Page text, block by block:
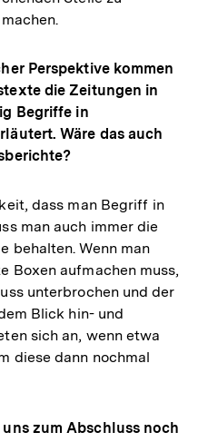
Perspektive kommen
die Zeitungen in
Begriffe in
Wäre das auch
dass man Begriff in
man auch immer die
behalten. Wenn man
Boxen aufmachen muss,
unterbrochen und der
Blick hin- und
sich an, wenn etwa
diese dann nochmal
uns zum Abschluss noch